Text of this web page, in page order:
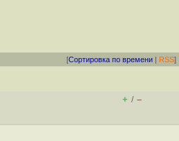
[Сортировка по времени | RSS]
+ / –